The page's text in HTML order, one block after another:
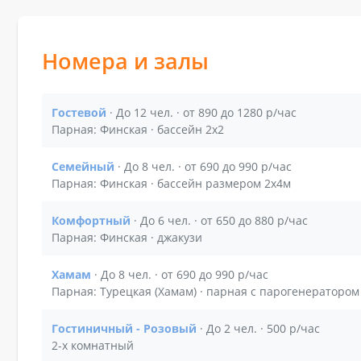
Номера и залы
Гостевой · До 12 чел. · от 890 до 1280 р/час
Парная: Финская · бассейн 2х2
Показать подробности зала Гостевой
Семейный · До 8 чел. · от 690 до 990 р/час
Парная: Финская · бассейн размером 2х4м
Показать подробности зала Семейный
Комфортный · До 6 чел. · от 650 до 880 р/час
Парная: Финская · джакузи
Показать подробности зала Комфортный
Хамам · До 8 чел. · от 690 до 990 р/час
Парная: Турецкая (Хамам) · парная с парогенератором
Показать подробности зала Хамам
Гостиничный - Розовый · До 2 чел. · 500 р/час
2-х комнатный
Показать подробности зала Гостиничный -